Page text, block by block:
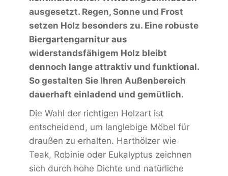
ausgesetzt. Regen, Sonne und Frost
setzen Holz besonders zu. Eine robuste
Biergartengarnitur aus
widerstandsfähigem Holz bleibt
dennoch lange attraktiv und funktional.
So gestalten Sie Ihren Außenbereich
dauerhaft einladend und gemütlich.
Die Wahl der richtigen Holzart ist
entscheidend, um langlebige Möbel für
draußen zu erhalten. Harthölzer wie
Teak, Robinie oder Eukalyptus zeichnen
sich durch hohe Dichte und natürliche